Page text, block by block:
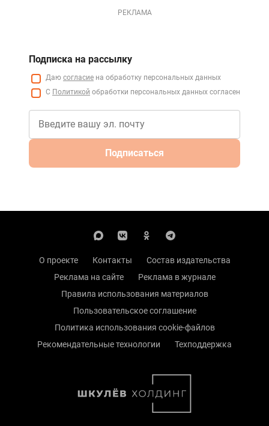
РЕКЛАМА
Подписка на рассылку
Даю согласие на обработку персональных данных
С Политикой обработки персональных данных согласен
Подписаться
О проекте Контакты
Состав издательства
Реклама на сайте
Реклама в журнале
Правила использования материалов
Пользовательское соглашение
Политика использования cookie-файлов
Рекомендательные технологии
Техподдержка